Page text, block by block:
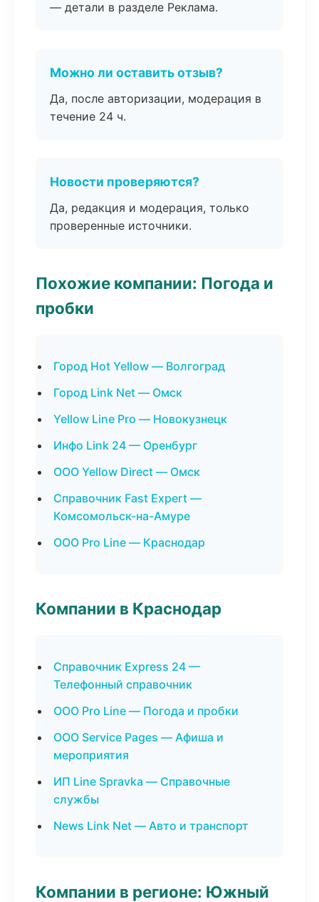
— детали в разделе Реклама.
Можно ли оставить отзыв?
Да, после авторизации, модерация в
течение 24 ч.
Новости проверяются?
Да, редакция и модерация, только
проверенные источники.
Похожие компании: Погода и
пробки
Город Hot Yellow — Волгоград
Город Link Net — Омск
Yellow Line Pro — Новокузнецк
Инфо Link 24 — Оренбург
ООО Yellow Direct — Омск
Справочник Fast Expert —
Комсомольск-на-Амуре
ООО Pro Line — Краснодар
Компании в Краснодар
Справочник Express 24 —
Телефонный справочник
ООО Pro Line — Погода и пробки
ООО Service Pages — Афиша и
мероприятия
ИП Line Spravka — Справочные
службы
News Link Net — Авто и транспорт
Компании в регионе: Южный